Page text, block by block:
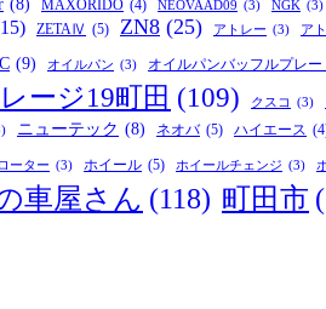
(8) MAXORIDO (4) NEOVAAD09 (3) NGK (3)
ZETAⅣ (5) ZN8 (25) アトレー (3) ア
(9) オイルパン (3) オイルパンバッフルプレー
ージ19町田 (109) クスコ (3)
ニューテック (8) ネオバ (5) ハイエース
ーター (3) ホイール (5) ホイールチェンジ (3)
車屋さん (118) 町田市